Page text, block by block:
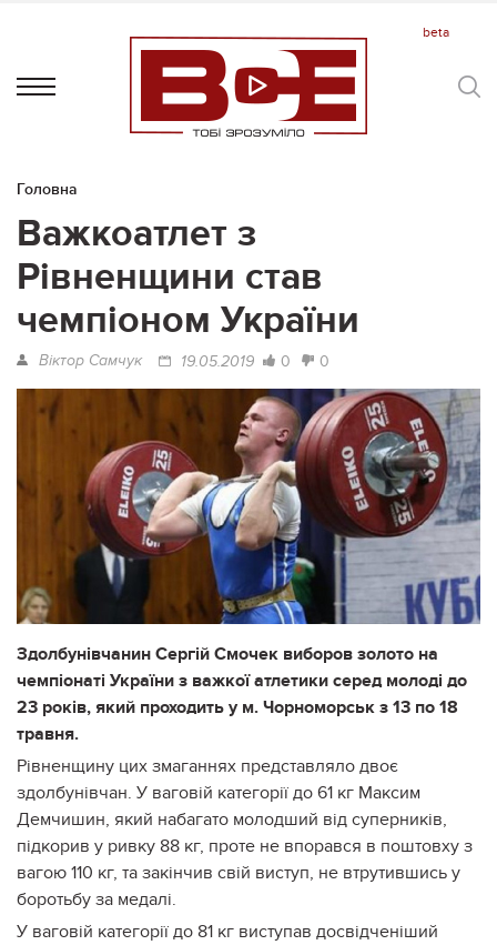
Головна
Важкоатлет з
Рівненщини став
чемпіоном України
Віктор Самчук 19.05.2019 0 0
Здолбунівчанин Сергій Смочек виборов золото на
чемпіонаті України з важкої атлетики серед молоді до
23 років, який проходить у м. Чорноморськ з 13 по 18
травня.
Рівненщину цих змаганнях представляло двоє
здолбунівчан. У ваговій категорії до 61 кг Максим
Демчишин, який набагато молодший від суперників,
підкорив у ривку 88 кг, проте не впорався в поштовху з
вагою 110 кг, та закінчив свій виступ, не втрутившись у
боротьбу за медалі.
У ваговій категорії до 81 кг виступав досвідченіший